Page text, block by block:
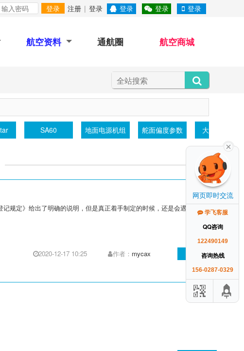
登录 注册 | 登录 登录 登录 登录
航空资料 通航圈 航空商城
网页即时交流
学飞客服
QQ咨询
122490149
咨询热线
156-0287-0329
机 KLA-100 铸铁平台 辽翔动⼒
规定》给出了明确的说明，但是真正着手制定的时候，还是会遇到各种
2020-12-17 10:25 作者： mycax 阅读全文